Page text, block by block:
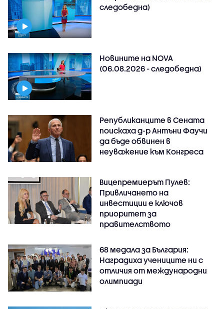
следобедна)
Новините на NOVA
(06.08.2026 - следобедна)
Републиканците в Сената
поискаха д-р Антъни Фаучи
да бъде обвинен в
неуважение към Конгреса
Вицепремиерът Пулев:
Привличането на
инвестиции е ключов
приоритет за
правителството
68 медала за България:
Наградиха учениците ни с
отличия от международни
олимпиади